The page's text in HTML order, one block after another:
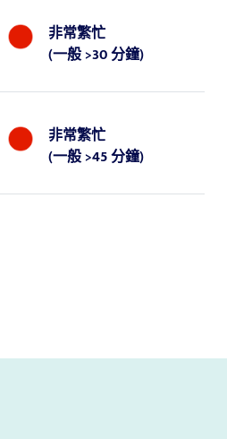
非常繁忙
(一般 >30 分鐘)
非常繁忙
(一般 >45 分鐘)